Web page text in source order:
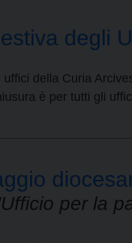
degli
uffici della Curia
è per tutti gli
per la